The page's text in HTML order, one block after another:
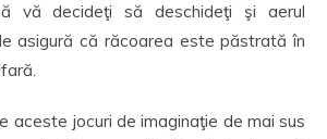
vă decideţi să deschideţi şi aerul
asigură că răcoarea este păstrată în
aceste jocuri de imaginaţie de mai sus